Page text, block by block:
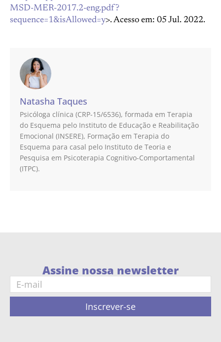
MSD-MER-2017.2-eng.pdf?
sequence=1&isAllowed=y>. Acesso em: 05 Jul. 2022.
Natasha Taques
Psicóloga clínica (CRP-15/6536), formada em Terapia
do Esquema pelo Instituto de Educação e Reabilitação
Emocional (INSERE), Formação em Terapia do
Esquema para casal pelo Instituto de Teoria e
Pesquisa em Psicoterapia Cognitivo-Comportamental
(ITPC).
Assine nossa newsletter
Inscrever-se